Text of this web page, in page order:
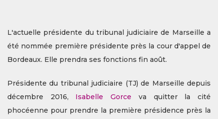
L'actuelle présidente du tribunal judiciaire de Marseille a
été nommée première présidente près la cour d'appel de
Bordeaux. Elle prendra ses fonctions fin août.
Présidente du tribunal judiciaire (TJ) de Marseille depuis
décembre 2016, Isabelle Gorce va quitter la cité
phocéenne pour prendre la première présidence près la